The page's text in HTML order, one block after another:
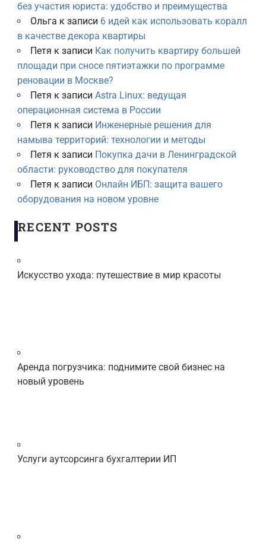
без участия юриста: удобство и преимущества
Ольга к записи 6 идей как использовать коралл
в качестве декора квартиры
Петя к записи Как получить квартиру большей
площади при сносе пятиэтажки по программе
реновации в Москве?
Петя к записи Astra Linux: ведущая
операционная система в России
Петя к записи Инженерные решения для
намыва территорий: технологии и методы
Петя к записи Покупка дачи в Ленинградской
области: руководство для покупателя
Петя к записи Онлайн ИБП: защита вашего
оборудования на новом уровне
RECENT POSTS
Искусство ухода: путешествие в мир красоты
Аренда погрузчика: поднимите свой бизнес на
новый уровень
Услуги аутсорсинга бухгалтерии ИП